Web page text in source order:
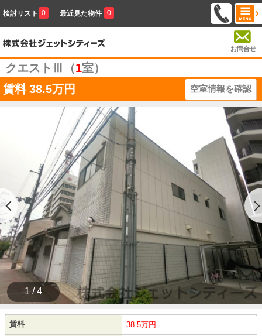
検討リスト 0 最近見た物件 0
お問合せ
クエストⅢ（1室）
賃料 38.5万円 空室情報を確認
1 / 4
賃料 38.5万円